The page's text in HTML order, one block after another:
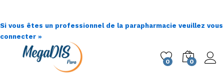
Si vous êtes un professionnel de la parapharmacie veuillez vous
connecter »
0 0